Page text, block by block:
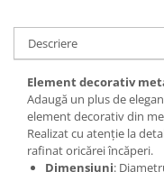
Descriere
Element decorativ
Adaugă un plus de
element decorativ din
Realizat cu atenție la
rafinat oricărei încăperi.
Dimensiuni: